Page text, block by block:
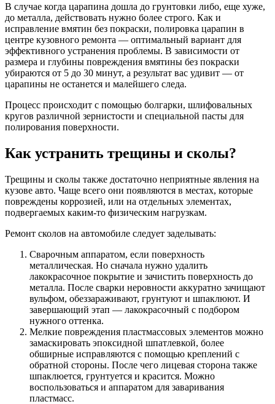
В случае когда царапина дошла до грунтовки либо, еще хуже,
до металла, действовать нужно более строго. Как и
исправление вмятин без покраски, полировка царапин в
центре кузовного ремонта — оптимальный вариант для
эффективного устранения проблемы. В зависимости от
размера и глубины повреждения вмятины без покраски
убираются от 5 до 30 минут, а результат вас удивит — от
царапины не останется и малейшего следа.
Процесс происходит с помощью болгарки, шлифовальных
кругов различной зернистости и специальной пасты для
полирования поверхности.
Как устранить трещины и сколы?
Трещины и сколы также достаточно неприятные явления на
кузове авто. Чаще всего они появляются в местах, которые
повреждены коррозией, или на отдельных элементах,
подвергаемых каким-то физическим нагрузкам.
Ремонт сколов на автомобиле следует заделывать:
Сварочным аппаратом, если поверхность
металлическая. Но сначала нужно удалить
лакокрасочное покрытие и зачистить поверхность до
металла. После сварки неровности аккуратно зачищают
вульфом, обеззараживают, грунтуют и шпаклюют. И
завершающий этап — лакокрасочный с подбором
нужного оттенка.
Мелкие повреждения пластмассовых элементов можно
замаскировать эпоксидной шпатлевкой, более
обширные исправляются с помощью креплений с
обратной стороны. После чего лицевая сторона также
шпаклюется, грунтуется и красится. Можно
воспользоваться и аппаратом для заваривания
пластмасс.